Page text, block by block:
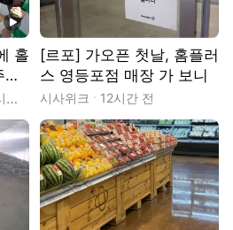
홀
[르포] 가오픈 첫날, 홈플러
스 영등포점 매장 가 보니
시사위크 12시간 전